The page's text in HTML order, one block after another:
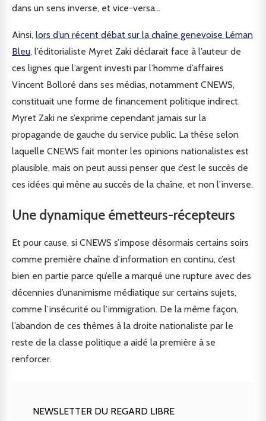
dans un sens inverse, et vice-versa…
Ainsi, lors d’un récent débat sur la chaîne genevoise Léman
Bleu, l’éditorialiste Myret Zaki déclarait face à l’auteur de
ces lignes que l’argent investi par l’homme d’affaires
Vincent Bolloré dans ses médias, notamment CNEWS,
constituait une forme de financement politique indirect.
Myret Zaki ne s’exprime cependant jamais sur la
propagande de gauche du service public. La thèse selon
laquelle CNEWS fait monter les opinions nationalistes est
plausible, mais on peut aussi penser que c’est le succès de
ces idées qui mène au succès de la chaîne, et non l’inverse.
Une dynamique émetteurs-récepteurs
Et pour cause, si CNEWS s’impose désormais certains soirs
comme première chaîne d’information en continu, c’est
bien en partie parce qu’elle a marqué une rupture avec des
décennies d’unanimisme médiatique sur certains sujets,
comme l’insécurité ou l’immigration. De la même façon,
l’abandon de ces thèmes à la droite nationaliste par le
reste de la classe politique a aidé la première à se
renforcer.
NEWSLETTER DU REGARD LIBRE